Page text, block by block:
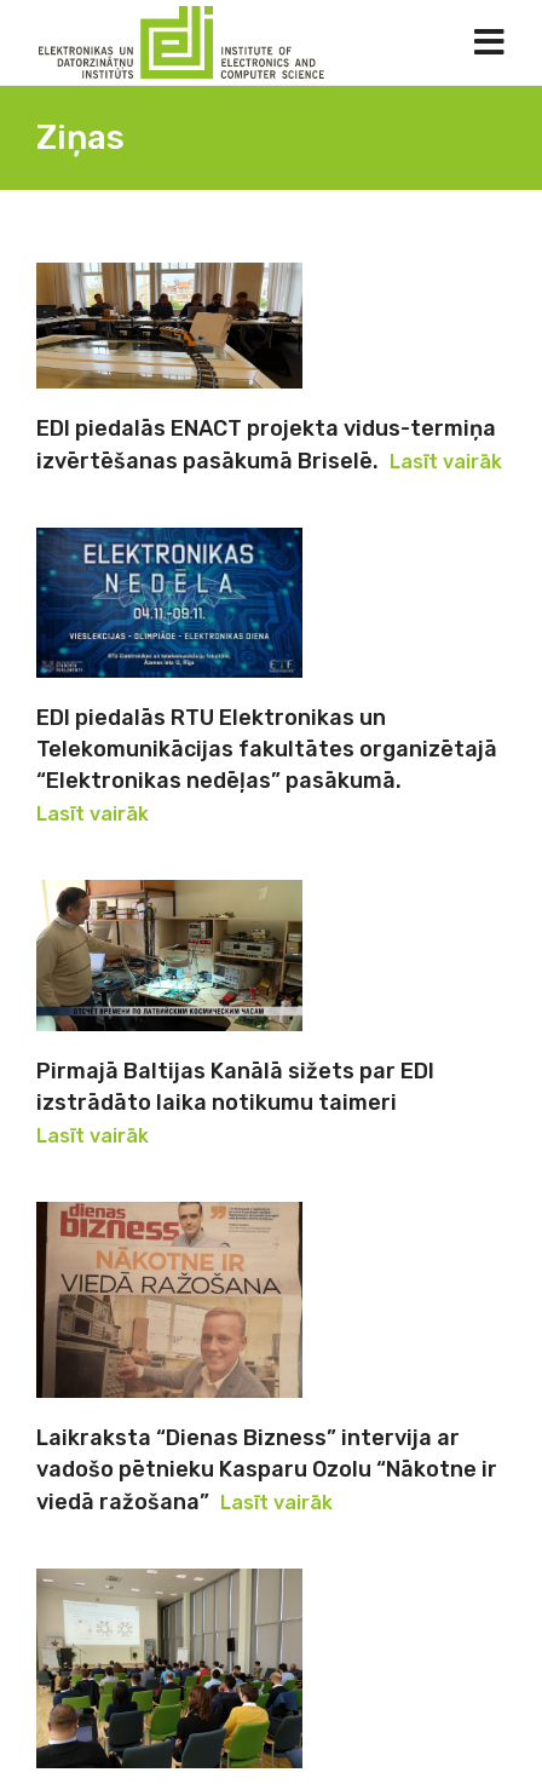
Ziņas
EDI piedalās ENACT projekta vidus-termiņa
izvērtēšanas pasākumā Briselē.
Lasīt vairāk
EDI piedalās RTU Elektronikas un
Telekomunikācijas fakultātes organizētajā
“Elektronikas nedēļas” pasākumā.
Lasīt vairāk
Pirmajā Baltijas Kanālā sižets par EDI
izstrādāto laika notikumu taimeri
Lasīt vairāk
Laikraksta “Dienas Bizness” intervija ar
vadošo pētnieku Kasparu Ozolu “Nākotne ir
viedā ražošana”
Lasīt vairāk